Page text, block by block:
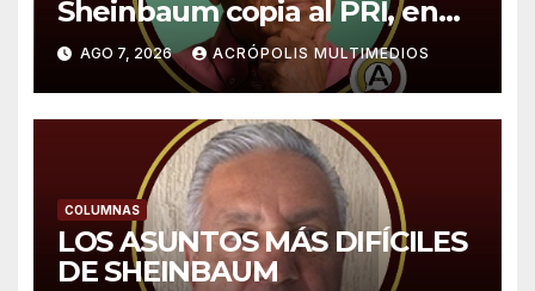
Sheinbaum copia al PRI, en
especial a López Portillo,
expone Sergio Sarmiento
AGO 7, 2026 ACRÓPOLIS MULTIMEDIOS
COLUMNAS
LOS ASUNTOS MÁS DIFÍCILES
DE SHEINBAUM